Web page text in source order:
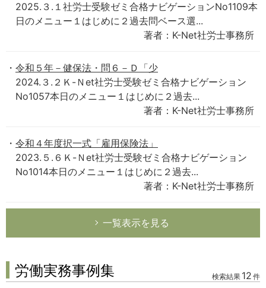
2025.３.１社労士受験ゼミ合格ナビゲーションNo1109本
日のメニュー１はじめに２過去問ベース選...
著者：K-Net社労士事務所
令和５年－健保法・問６－Ｄ「少
2024.３.２Ｋ-Ｎet社労士受験ゼミ合格ナビゲーション
No1057本日のメニュー１はじめに２過去...
著者：K-Net社労士事務所
令和４年度択一式「雇用保険法」
2023.５.６Ｋ-Ｎet社労士受験ゼミ合格ナビゲーション
No1014本日のメニュー１はじめに２過去...
著者：K-Net社労士事務所
一覧表示を見る
労働実務事例集 検索結果 12 件